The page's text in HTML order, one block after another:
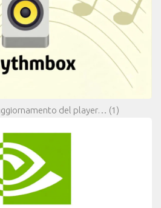
del player… (1)